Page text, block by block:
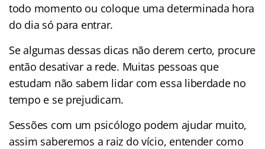
todo momento ou coloque uma determinada hora
do dia só para entrar.
Se algumas dessas dicas não derem certo, procure
então desativar a rede. Muitas pessoas que
estudam não sabem lidar com essa liberdade no
tempo e se prejudicam.
Sessões com um psicólogo podem ajudar muito,
assim saberemos a raiz do vício, entender como